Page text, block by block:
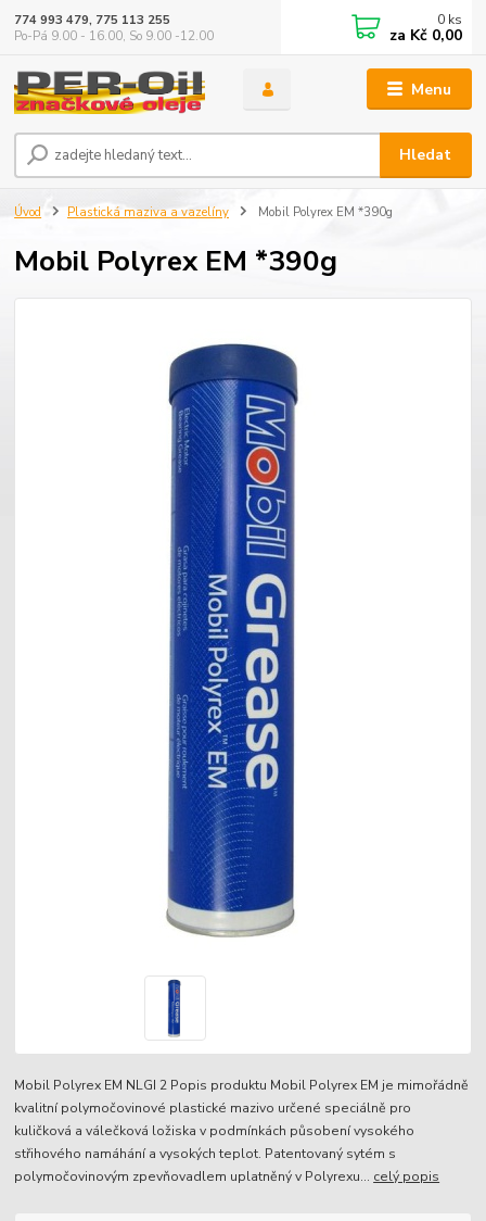
Menu
Hledat
774 993 479, 775 113 255
Po-Pá 9.00 - 16.00, So 9.00 -12.00
0 ks
za Kč 0,00
Úvod Plastická maziva a vazelíny Mobil Polyrex EM *390g
Mobil Polyrex EM *390g
Mobil Polyrex EM NLGI 2 Popis produktu Mobil Polyrex EM je mimořádně
kvalitní polymočovinové plastické mazivo určené speciálně pro
kuličková a válečková ložiska v podmínkách působení vysokého
střihového namáhání a vysokých teplot. Patentovaný sytém s
polymočovinovým zpevňovadlem uplatněný v Polyrexu... celý popis